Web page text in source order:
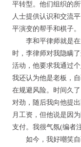
平转型。他们组织的
人士提供认识和交流
平演变的帮手和棋子。
李和平律师就是在
时，李律师对我隐瞒
活动，他要求我通过
我还认为他是老板，
在规避风险。时间久
对劲，随后我向他提
月工资，但他说是因
支付。我很气氛(编者
如今，我好嘲笑自